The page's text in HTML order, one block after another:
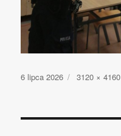
Opublikowano
6 lipca 2026
Pełny
3120 × 4160